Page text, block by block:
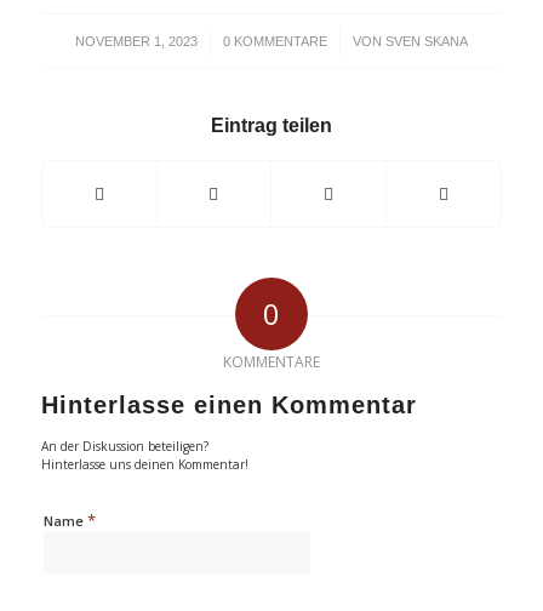
NOVEMBER 1, 2023
/ 0 KOMMENTARE
/ VON SVEN SKANA
Eintrag teilen
0
KOMMENTARE
Hinterlasse einen Kommentar
An der Diskussion beteiligen?
Hinterlasse uns deinen Kommentar!
Name *